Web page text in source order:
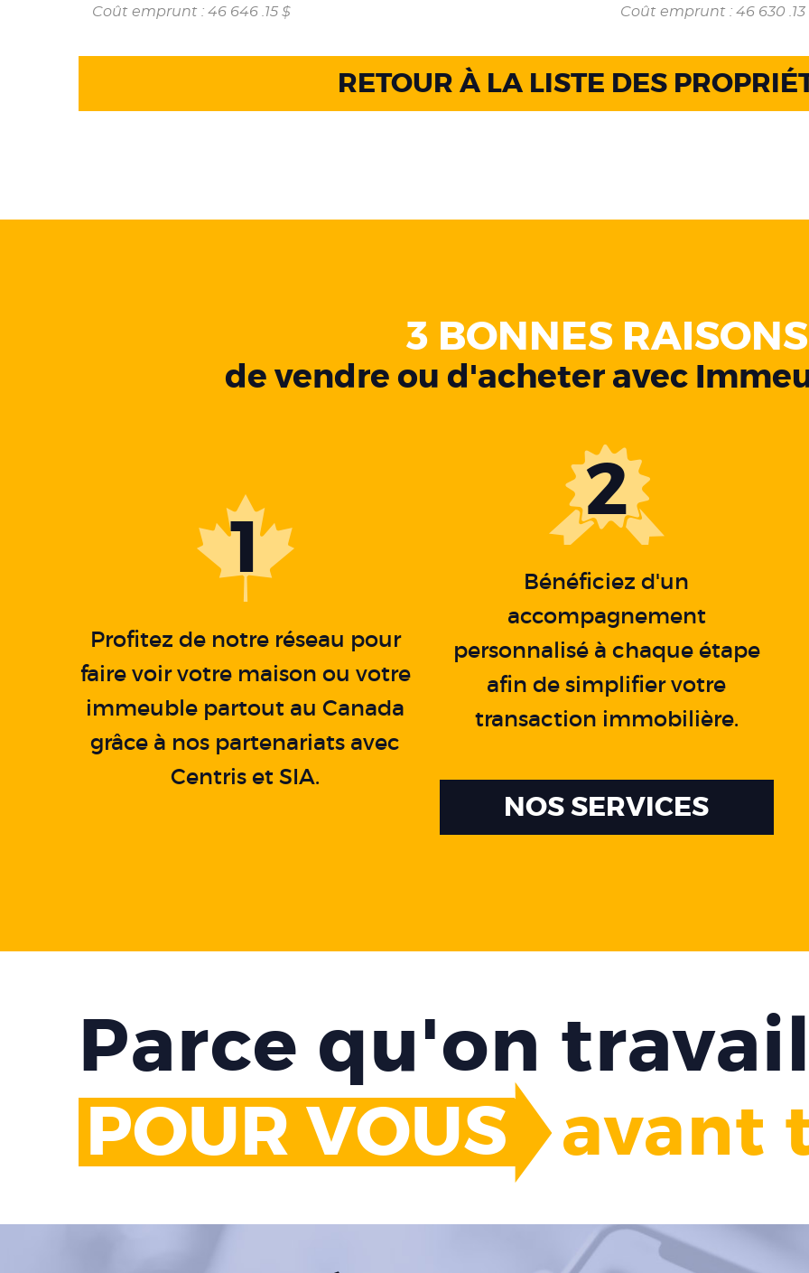
Coût emprunt : 46 646 .15 $ Coût emprunt : 46 630 .13
RETOUR À LA LISTE DES
3 BONNES RAISONS
de vendre ou d'acheter avec
1
Profitez de notre réseau pour
faire voir votre maison ou votre
immeuble partout au Canada
grâce à nos partenariats avec
Centris et SIA.
2
Bénéficiez d'un
accompagnement
personnalisé à chaque étape
afin de simplifier votre
transaction immobilière.
NOS SERVICES
Parce qu'on
POUR VOUS avant